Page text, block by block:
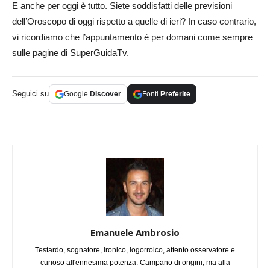
E anche per oggi è tutto. Siete soddisfatti delle previsioni
dell’Oroscopo di oggi rispetto a quelle di ieri? In caso contrario,
vi ricordiamo che l’appuntamento è per domani come sempre
sulle pagine di SuperGuidaTv.
Seguici su Google Discover Fonti Preferite
Emanuele Ambrosio
Testardo, sognatore, ironico, logorroico, attento osservatore e
curioso all'ennesima potenza. Campano di origini, ma alla